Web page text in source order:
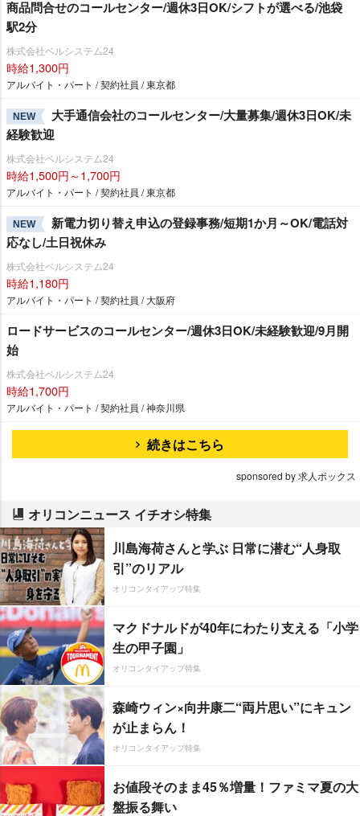
商品問合せのコールセンター/週休3日OK/シフトが選べる/池袋
駅2分
株式会社ベルシステム24
時給1,300円
アルバイト・パート / 契約社員 / 東京都
NEW
大手通信会社のコールセンター/大量募集/週休3日OK/未
経験歓迎
株式会社ベルシステム24
時給1,500円～1,700円
アルバイト・パート / 契約社員 / 東京都
NEW
新電力切り替え申込の登録事務/短期1か月～OK/電話対
応なし/土日祝休み
株式会社ベルシステム24
時給1,180円
アルバイト・パート / 契約社員 / 大阪府
ロードサービスのコールセンター/週休3日OK/未経験歓迎/9月開
始
株式会社ベルシステム24
時給1,700円
アルバイト・パート / 契約社員 / 神奈川県
続きはこちら
sponsored by 求人ボックス
オリコンニュース イチオシ特集
川島海荷さんと学ぶ 日常に潜む“人身取
引”のリアル
オリコンタイアップ特集
マクドナルドが40年にわたり支える「小学
生の甲子園」
オリコンタイアップ特集
森崎ウィン×向井康二“両片思い”にキュン
が止まらん！
オリコンタイアップ特集
お値段そのまま45％増量！ファミマ夏の大
盤振る舞い